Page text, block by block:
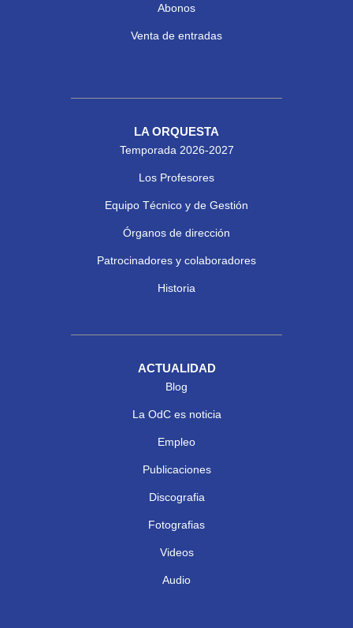
Abonos
Venta de entradas
LA ORQUESTA
Temporada 2026-2027
Los Profesores
Equipo Técnico y de Gestión
Órganos de dirección
Patrocinadores y colaboradores
Historia
ACTUALIDAD
Blog
La OdC es noticia
Empleo
Publicaciones
Discografia
Fotografias
Videos
Audio